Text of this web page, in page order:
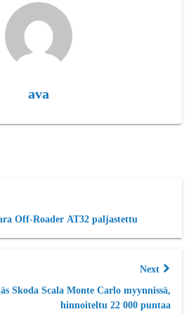
ava
Off-Roader AT32 paljastettu
Next
Skoda Scala Monte Carlo myynnissä,
hinnoiteltu 22 000 puntaa